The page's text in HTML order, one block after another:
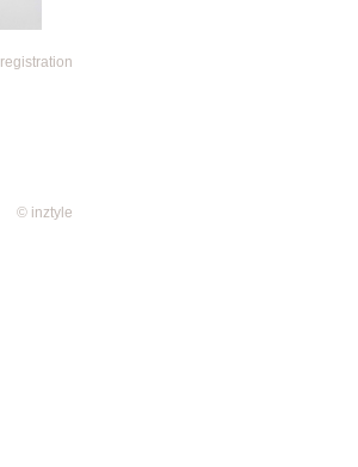
registration
© inztyle